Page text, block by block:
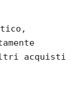
acquisti